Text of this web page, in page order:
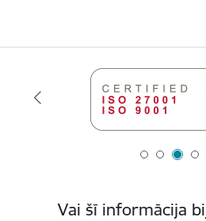
Vai šī informācija